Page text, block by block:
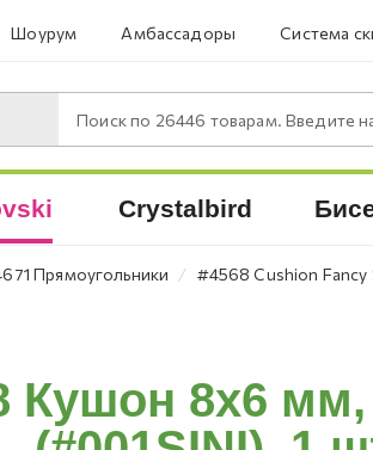
Шоурум Амбассадоры Система
Поиск по 26446 товарам. Введите
Crystalbird
Прямоугольники ⁄ #4568 Cushion Fancy
Кушон 8x6